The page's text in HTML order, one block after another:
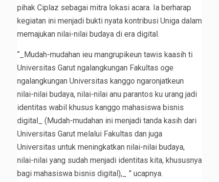
pihak Ciplaz sebagai mitra lokasi acara. Ia berharap
kegiatan ini menjadi bukti nyata kontribusi Uniga dalam
memajukan nilai-nilai budaya di era digital.
“_Mudah-mudahan ieu mangrupikeun tawis kaasih ti
Universitas Garut ngalangkungan Fakultas oge
ngalangkungan Universitas kanggo ngaronjatkeun
nilai-nilai budaya, nilai-nilai anu parantos ku urang jadi
identitas wabil khusus kanggo mahasiswa bisnis
digital_ (Mudah-mudahan ini menjadi tanda kasih dari
Universitas Garut melalui Fakultas dan juga
Universitas untuk meningkatkan nilai-nilai budaya,
nilai-nilai yang sudah menjadi identitas kita, khususnya
bagi mahasiswa bisnis digital),_ ” ucapnya.